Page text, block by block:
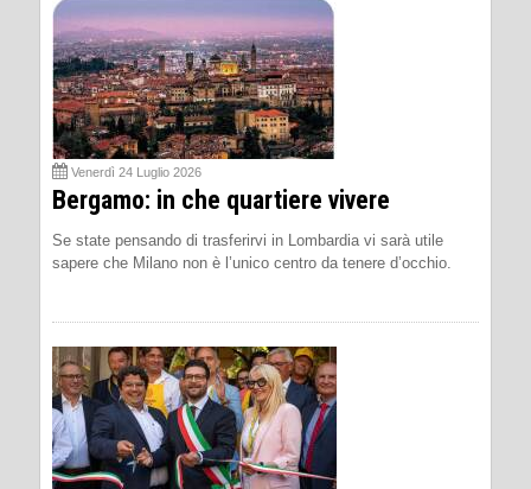
Venerdì 24 Luglio 2026
Bergamo: in che quartiere vivere
Se state pensando di trasferirvi in Lombardia vi sarà utile
sapere che Milano non è l’unico centro da tenere d’occhio.